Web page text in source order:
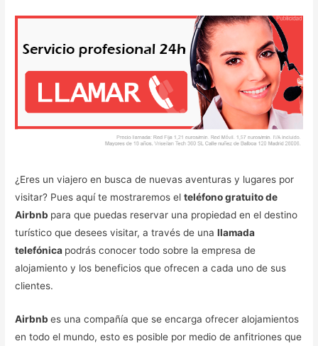
¿Eres un viajero en busca de nuevas aventuras y lugares por
visitar? Pues aquí te mostraremos elteléfono gratuito de
Airbnb para que puedas reservar una propiedad en el destino
turístico que desees visitar, a través de unallamada
telefónica podrás conocer todo sobre la empresa de
alojamiento y los beneficios que ofrecen a cada uno de sus
clientes.
Airbnbes una compañía que se encarga ofrecer alojamientos
en todo el mundo, esto es posible por medio de anfitriones que